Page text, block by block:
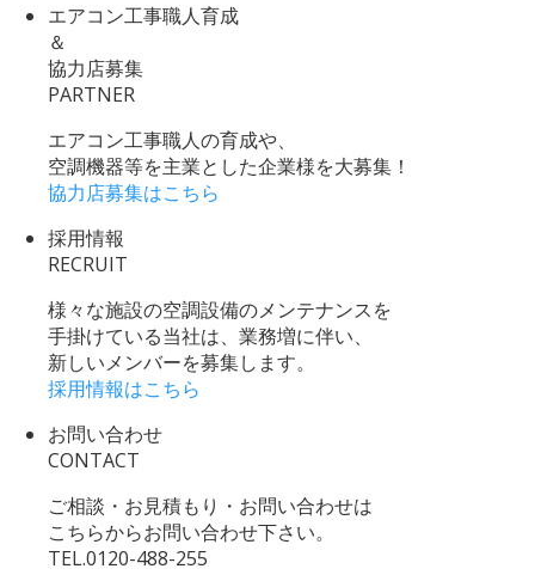
エアコン工事職人育成
＆
協力店募集
PARTNER
エアコン工事職人の育成や、
空調機器等を主業とした企業様を大募集！
協力店募集はこちら
採用情報
RECRUIT
様々な施設の空調設備のメンテナンスを
手掛けている当社は、業務増に伴い、
新しいメンバーを募集します。
採用情報はこちら
お問い合わせ
CONTACT
ご相談・お見積もり・お問い合わせは
こちらからお問い合わせ下さい。
TEL.0120-488-255